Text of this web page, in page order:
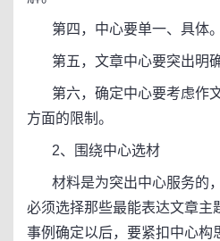
第四，中心要单一、具体。
第五，文章中心要突出明确
第六，确定中心要考虑作
方面的限制。
2、围绕中心选材
材料是为突出中心服务的
必须选择那些最能表达文章主
事例确定以后，要紧扣中心构